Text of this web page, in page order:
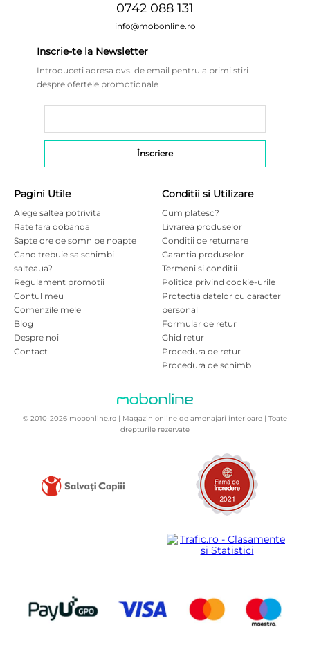
0742 088 131
info@mobonline.ro
Inscrie-te la Newsletter
Introduceti adresa dvs. de email pentru a primi stiri
despre ofertele promotionale
Pagini Utile
Alege saltea potrivita
Rate fara dobanda
Sapte ore de somn pe noapte
Cand trebuie sa schimbi
salteaua?
Regulament promotii
Contul meu
Comenzile mele
Blog
Despre noi
Contact
Conditii si Utilizare
Cum platesc?
Livrarea produselor
Conditii de returnare
Garantia produselor
Termeni si conditii
Politica privind cookie-urile
Protectia datelor cu caracter
personal
Formular de retur
Ghid retur
Procedura de retur
Procedura de schimb
© 2010-2026 mobonline.ro | Magazin online de amenajari interioare | Toate
drepturile rezervate